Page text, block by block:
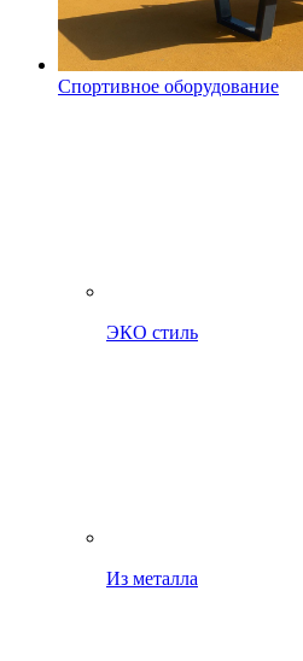
Спортивное оборудование
ЭКО стиль
Из металла